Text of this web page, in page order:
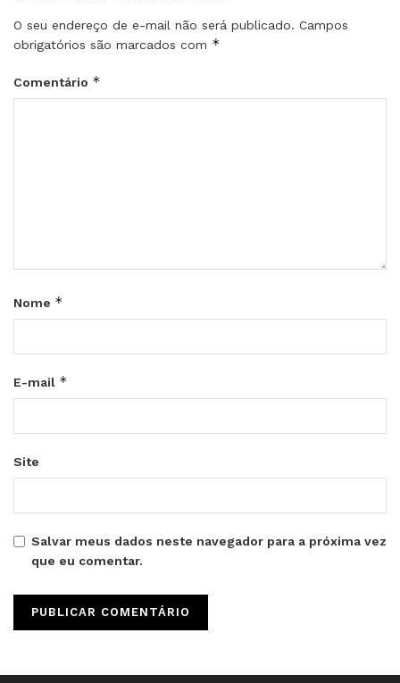
O seu endereço de e-mail não será publicado. Campos
obrigatórios são marcados com *
Comentário *
Nome *
E-mail *
Site
Salvar meus dados neste navegador para a próxima vez
que eu comentar.